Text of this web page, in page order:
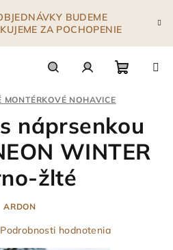
BUDEME
ZA POCHOPENIE
košík
MONTÉRKOVÉ NOHAVICE
náprsenkou
WINTER
žlté
ARDON
Podrobnosti hodnotenia